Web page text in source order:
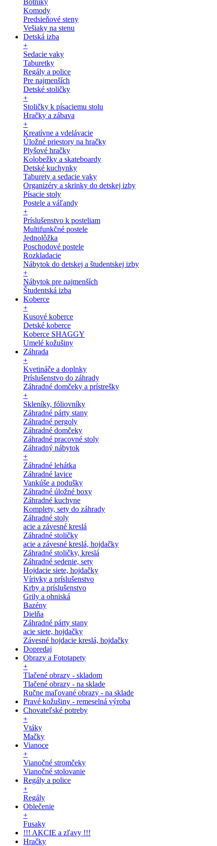
Botníky
Komody
Predsieňové steny
Vešiaky na stenu
Detská izba
+
Sedacie vaky
Taburetky
Regály a police
Pre najmenších
Detské stoličky
+
Stoličky k písaciemu stolu
Hračky a zábava
+
Kreatívne a vdelávacie
Úložné priestory na hračky
Plyšové hračky
Kolobežky a skateboardy
Detské kuchynky
Taburety a sedacie vaky
Organizéry a skrinky do detskej izby
Písacie stoly
Postele a váľandy
+
Príslušenstvo k posteliam
Multifunkčné postele
Jednolôžka
Poschodové postele
Rozkladacie
Nábytok do detskej a študentskej izby
+
Nábytok pre najmenších
Študentská izba
Koberce
+
Kusové koberce
Detské koberce
Koberce SHAGGY
Umelé kožušiny
Záhrada
+
Kvetináče a doplnky
Príslušenstvo do záhrady
Záhradné domčeky a prístrešky
+
Skleníky, fóliovníky
Záhradné párty stany
Záhradné pergoly
Záhradné domčeky
Záhradné pracovné stoly
Záhradný nábytok
+
Záhradné lehátka
Záhradné lavice
Vankúše a podušky
Záhradné úložné boxy
Záhradné kuchyne
Komplety, sety do záhrady
Záhradné stoly
acie a závesné kreslá
Záhradné stoličky
acie a závesné kreslá, hojdačky
Záhradné stoličky, kreslá
Záhradné sedenie, sety
Hojdacie siete, hojdačky
Vírivky a príslušenstvo
Krby a príslušenstvo
Grily a ohniská
Bazény
Dielňa
Záhradné párty stany
acie siete, hojdačky
Závesné hojdacie kreslá, hojdačky
Dopredaj
Obrazy a Fototapety
+
Tlačené obrazy - skladom
Tlačené obrazy - na sklade
Ručne maľované obrazy - na sklade
Pravé kožušiny - remeselná výroba
Chovateľské potreby
+
Vtáky
Mačky
Vianoce
+
Vianočné stromčeky
Vianočné stolovanie
Regály a police
+
Regály
Oblečenie
+
Fusaky
!!! AKCIE a zľavy !!!
Hračky